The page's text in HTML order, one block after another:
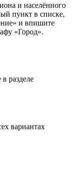
и населённого
пункт в списке,
и впишите
«Город».
разделе
вариантах